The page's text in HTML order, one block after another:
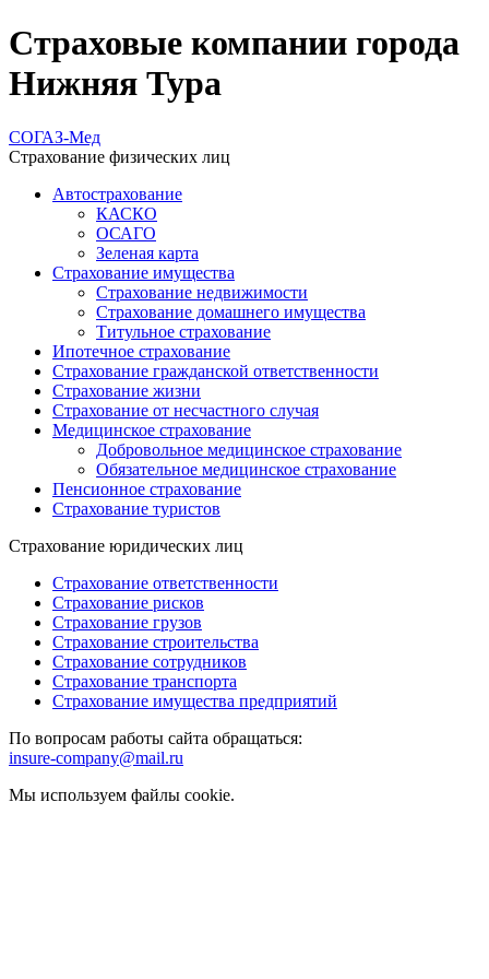
Страховые компании города
Нижняя Тура
СОГАЗ-Мед
Страхование физических лиц
Автострахование
КАСКО
ОСАГО
Зеленая карта
Страхование имущества
Страхование недвижимости
Страхование домашнего имущества
Титульное страхование
Ипотечное страхование
Страхование гражданской ответственности
Страхование жизни
Страхование от несчастного случая
Медицинское страхование
Добровольное медицинское страхование
Обязательное медицинское страхование
Пенсионное страхование
Страхование туристов
Страхование юридических лиц
Страхование ответственности
Страхование рисков
Страхование грузов
Страхование строительства
Страхование сотрудников
Страхование транспорта
Страхование имущества предприятий
По вопросам работы сайта обращаться:
insure-company@mail.ru
Мы используем файлы cookie.